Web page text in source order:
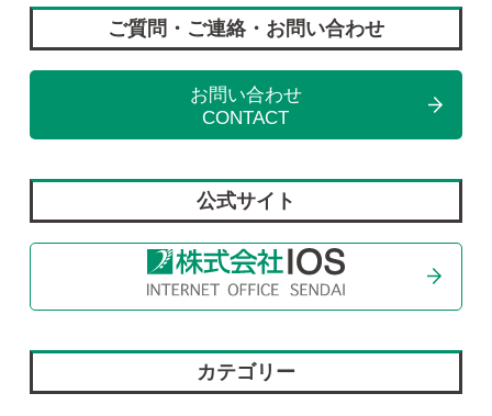
ご質問・ご連絡・お問い合わせ
お問い合わせ
CONTACT
公式サイト
カテゴリー